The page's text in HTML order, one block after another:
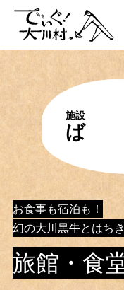
施設
ば
お食事も宿泊も！
幻の大川黒牛とはち
旅館・食